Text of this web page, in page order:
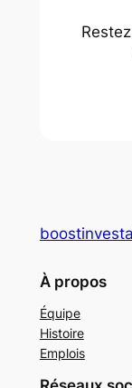
À propos
Équipe
Histoire
Emplois